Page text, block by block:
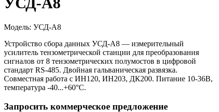
Модель: УСД-А8
Устройство сбора данных УСД-А8 — измерительный
усилитель тензометрической станции для преобразования
сигналов от 8 тензометрических полумостов в цифровой
стандарт RS-485. Двойная гальваническая развязка.
Совместная работа с ИН120, ИН203, ДК200. Питание 10-36В,
температура -40...+60°C.
Запросить коммерческое предложение